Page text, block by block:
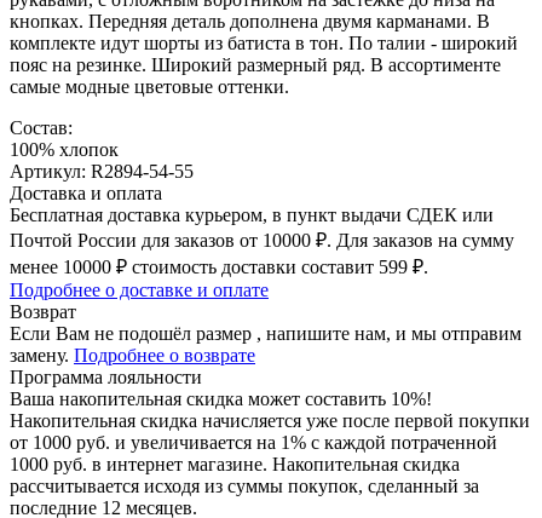
кнопках. Передняя деталь дополнена двумя карманами. В
комплекте идут шорты из батиста в тон. По талии - широкий
пояс на резинке. Широкий размерный ряд. В ассортименте
самые модные цветовые оттенки.
Состав:
100% хлопок
Артикул: R2894-54-55
Доставка и оплата
Бесплатная доставка курьером, в пункт выдачи СДЕК или
Почтой России для заказов от 10000 ₽. Для заказов на сумму
менее 10000 ₽ стоимость доставки составит 599 ₽.
Подробнее о доставке и оплате
Возврат
Если Вам не подошёл размер , напишите нам, и мы отправим
замену. Подробнее о возврате
Программа лояльности
Ваша накопительная скидка может составить 10%!
Накопительная скидка начисляется уже после первой покупки
от 1000 руб. и увеличивается на 1% с каждой потраченной
1000 руб. в интернет магазине. Накопительная скидка
рассчитывается исходя из суммы покупок, сделанный за
последние 12 месяцев.